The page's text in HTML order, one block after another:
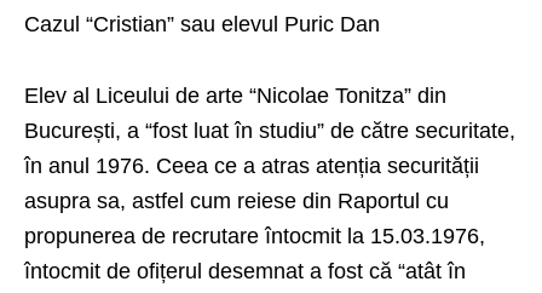
Cazul “Cristian” sau elevul Puric Dan
Elev al Liceului de arte “Nicolae Tonitza” din
București, a “fost luat în studiu” de către securitate,
în anul 1976. Ceea ce a atras atenția securității
asupra sa, astfel cum reiese din Raportul cu
propunerea de recrutare întocmit la 15.03.1976,
întocmit de ofițerul desemnat a fost că “atât în